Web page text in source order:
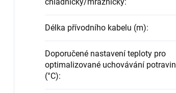
Délka přívodního kabelu (m):
Doporučené nastavení teploty pro
optimalizované uchovávání potravin
(°C):